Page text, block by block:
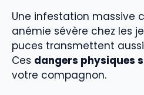
Une infestation massive
anémie sévère chez les
puces transmettent
Ces dangers physiques
votre compagnon.